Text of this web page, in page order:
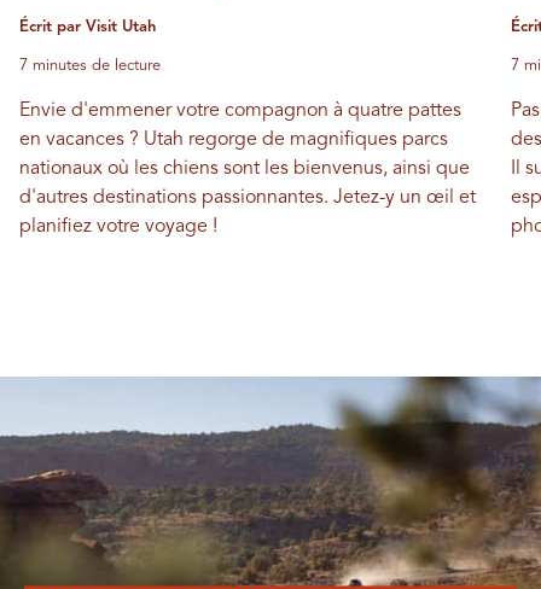
Écrit par Visit Utah
7 minutes de lecture
Envie d'emmener votre compagnon à quatre pattes
en vacances ? Utah regorge de magnifiques parcs
nationaux où les chiens sont les bienvenus, ainsi que
d'autres destinations passionnantes. Jetez-y un œil et
planifiez votre voyage !
7
Il